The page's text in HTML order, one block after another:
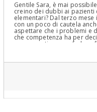
Gentile Sara, è mai
creino dei dubbi ai
elementari? Dal terzo
con un poco di cautela
aspettare che i problemi e
che competenza ha per
cura e continuare a farla
e si faccia curare